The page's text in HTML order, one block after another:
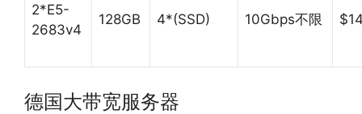
2*E5-
2683v4
128GB 4*(SSD) 10Gbps不限
德国大带宽服务器